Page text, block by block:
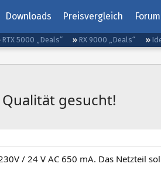
Downloads Preisvergleich Forum
RTX 5000 „Deals“ RX 9000 „Deals“
Qualität gesucht!
/ 24 V AC 650 mA. Das Netzteil